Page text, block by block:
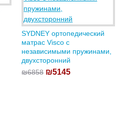
SYDNEY ортопедический
матрас Visco с
независимыми пружинами,
двухсторонний
₪6858 ₪5145